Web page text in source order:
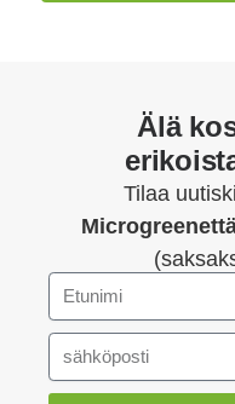
Älä
Tilaa